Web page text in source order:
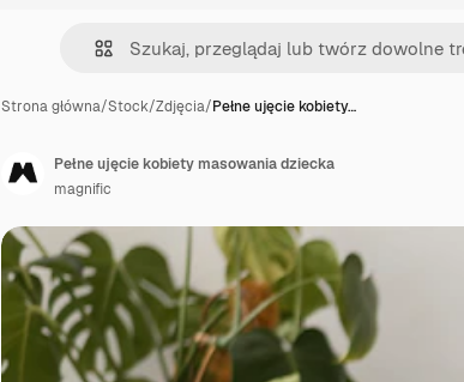
Strona główna/Stock/Zdjęcia/Pełne ujęcie kobiety…
Pełne ujęcie kobiety masowania dziecka
magnific